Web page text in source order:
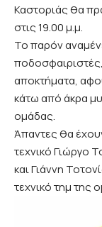
Καστοριάς θα
στις 19.00 μ.μ.
Το παρόν
αποκτήματα,
κάτω από άκρα
ομάδας.
Άπαντες θα
τεχνικό Γιώργο
και Γιάννη
τεχνικό τημ της